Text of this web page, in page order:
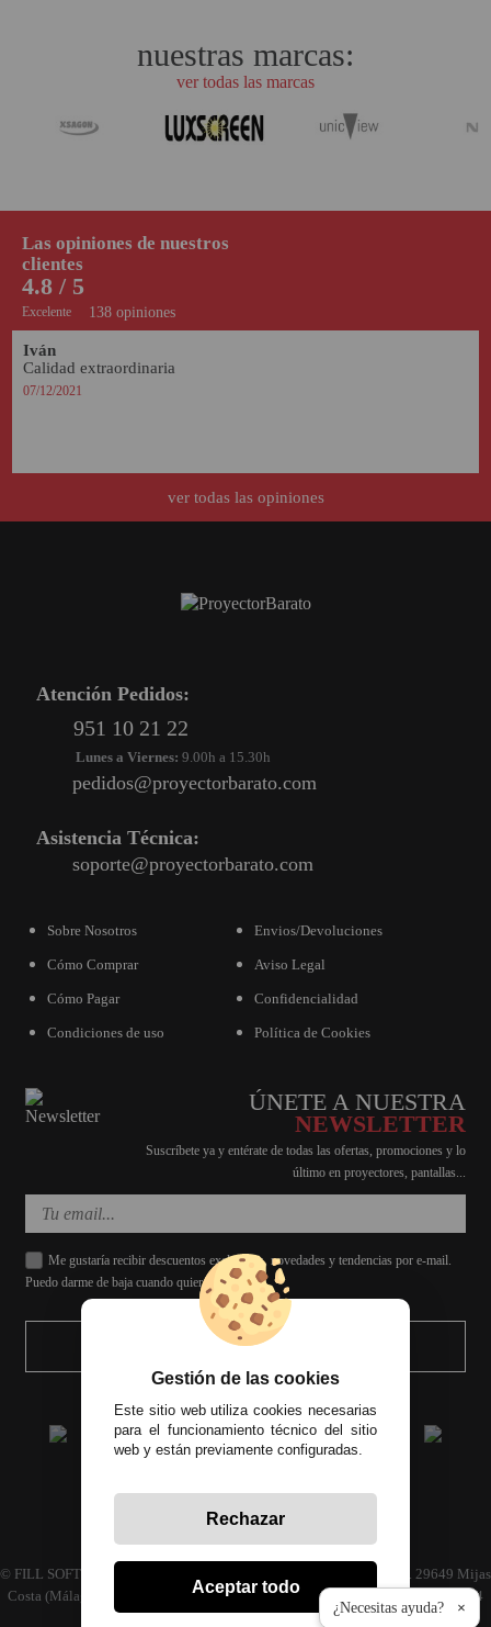
nuestras marcas:
ver todas las marcas
138 opiniones
4.8 / 5
Excelente
Las opiniones de nuestros
clientes
Iván
Calidad extraordinaria
07/12/2021
ver todas las opiniones
Atención Pedidos:
951 10 21 22
Lunes a Viernes: 9.00h a 15.30h
pedidos@proyectorbarato.com
Asistencia Técnica:
soporte@proyectorbarato.com
Sobre Nosotros
Cómo Comprar
Cómo Pagar
Condiciones de uso
Envios/Devoluciones
Aviso Legal
Confidencialidad
Política de Cookies
ÚNETE A NUESTRA
NEWSLETTER
Suscríbete ya y entérate de todas las ofertas, promociones y lo
último en proyectores, pantallas...
Me gustaría recibir descuentos exclusivos, novedades y tendencias por e-mail.
Puedo darme de baja cuando quiera.
ENVIAR
© FILL SOFT S.L., CIF: B93024339 C/ Archidona naves 30 y 32, C.P. 29649 Mijas
Costa (Málaga) | Empresa inscrita en el registro mercantil tomo 4686 Libro 3594
folio 110
¿Necesitas ayuda? ×
Gestión de las cookies
Este sitio web utiliza cookies necesarias
para el funcionamiento técnico del sitio
web y están previamente configuradas.
Rechazar
Aceptar todo